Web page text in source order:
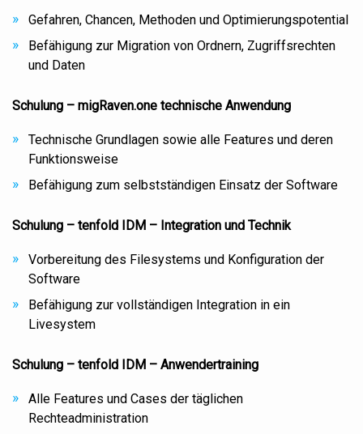
Gefahren, Chancen, Methoden und Optimierungspotential
Befähigung zur Migration von Ordnern, Zugriffsrechten
und Daten
Schulung – migRaven.one technische Anwendung
Technische Grundlagen sowie alle Features und deren
Funktionsweise
Befähigung zum selbstständigen Einsatz der Software
Schulung – tenfold IDM – Integration und Technik
Vorbereitung des Filesystems und Konfiguration der
Software
Befähigung zur vollständigen Integration in ein
Livesystem
Schulung – tenfold IDM – Anwendertraining
Alle Features und Cases der täglichen
Rechteadministration